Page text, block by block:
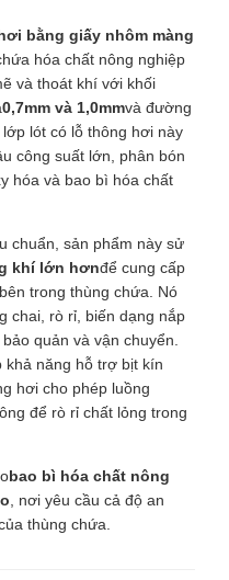
bằng giấy nhôm màng
hóa chất nông nghiệp
và thoát khí với khối
0,7mm và 1,0mmvà đường
lớp lót có lỗ thông hơi này
công suất lớn, phân bón
hóa và bao bì hóa chất
chuẩn, sản phẩm này sử
khí lớn hơnđể cung cấp
trong thùng chứa. Nó
chai, rò rỉ, biến dạng nắp
quản và vận chuyển.
khả năng hỗ trợ bịt kín
hơi cho phép luồng
để rò rỉ chất lỏng trong
bao bì hóa chất nông
, nơi yêu cầu cả độ an
thùng chứa.